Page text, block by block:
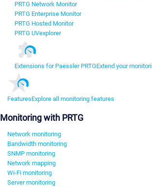
PRTG Network Monitor
PRTG Enterprise Monitor
PRTG Hosted Monitor
PRTG UVexplorer
Extensions for Paessler PRTGExtend your
FeaturesExplore all monitoring features
Monitoring with PRTG
Network monitoring
Bandwidth monitoring
SNMP monitoring
Network mapping
Wi-Fi monitoring
Server monitoring